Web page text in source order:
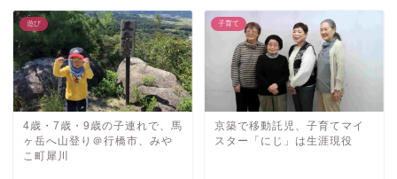
遊び
4歳・7歳・9歳の子連れで、馬
ヶ岳へ山登り＠行橋市、みや
こ町犀川
子育て
京築で移動託児、子育てマイ
スター「にじ」は生涯現役